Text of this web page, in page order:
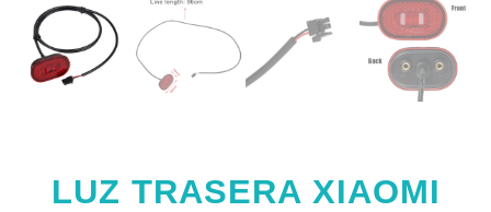
LUZ TRASERA XIAOMI